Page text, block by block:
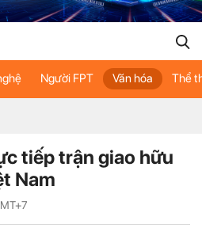
Người FPT Văn hóa Thể
tiếp trận giao hữu
Nam